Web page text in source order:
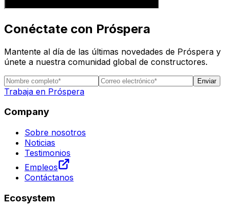
Conéctate con Próspera
Mantente al día de las últimas novedades de Próspera y
únete a nuestra comunidad global de constructores.
Enviar
Trabaja en Próspera
Company
Sobre nosotros
Noticias
Testimonios
Empleos
Contáctanos
Ecosystem